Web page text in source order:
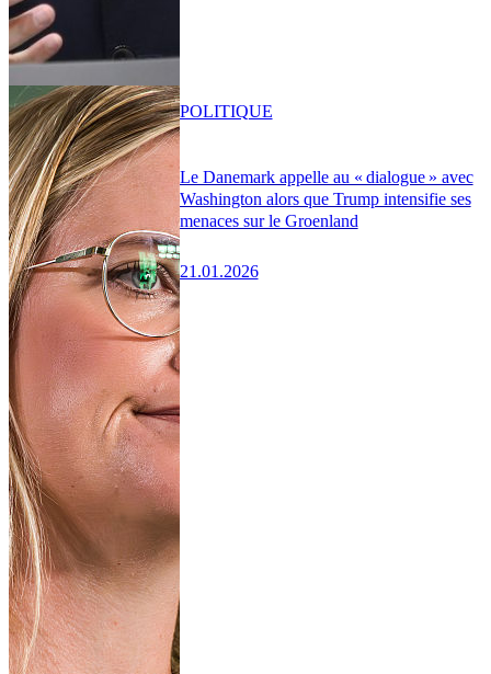
Le Danemark appelle au « dialogue » avec
Washington alors que Trump intensifie ses
menaces sur le Groenland
21.01.2026
POLITIQUE